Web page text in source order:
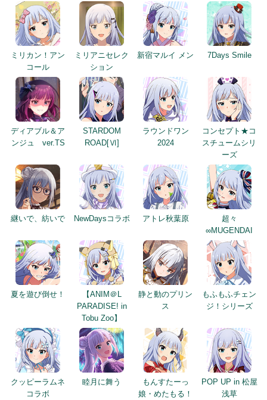
ミリカン！アン
コール
ミリアニセレク
ション
新宿マルイ メン 7Days Smile
ディアブル＆ア
ンジュ ver.TS
STARDOM
ROAD[Ⅵ]
ラウンドワン
2024
コンセプト★コ
スチュームシリ
ーズ
継いで、紡いで NewDaysコラボ アトレ秋葉原
超々
∞MUGENDAI
夏を遊び倒せ！
【ANIM＠L
PARADISE! in
Tobu Zoo】
静と動のプリン
ス
もふもふチェン
ジ！シリーズ
クッピーラムネ
コラボ
睦月に舞う
もんすたーっ
娘・めたもる！
POP UP in 松屋
浅草